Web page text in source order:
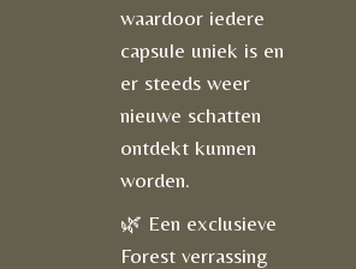
waardoor iedere
capsule uniek is en
er steeds weer
nieuwe schatten
ontdekt kunnen
worden.
🌿 Een exclusieve
Forest verrassing